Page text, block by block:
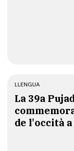
LLENGUA
​La 39a
de l'occità